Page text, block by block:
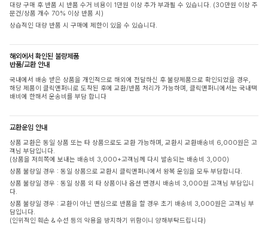
대량 구매 후 반품 시 반품 수거 비용이 1만원 이상 추가 부과될 수 있습니다. (30만원 이상 주
문건/상품 개수 70% 이상 반품 시)
상습적인 대량 반품 시 구매에 제한이 있을 수 있습니다.
해외에서 확인된 불량제품
반품/교환 안내
국내에서 배송 받은 상품을 개인적으로 해외에 전달하신 후 불량제품으로 확인되었을 경우,
해당 제품이 클릭앤퍼니로 도착된 후에 교환/반품 처리가 가능하며, 클릭앤퍼니에서는 국내택
배비에 한해서 운송비를 부담 합니다
교환운임 안내
상품 교환은 동일 상품 또는 타 상품으로도 교환 가능하며, 교환시 교환배송비 6,000원은 고
객님 부담입니다.
(상품을 저희쪽에 보내는 배송비 3,000+고객님께 다시 발송되는 배송비 3,000)
상품 불량일 경우 : 동일 상품으로 교환시 클릭앤퍼니에서 왕복 운임을 모두 부담합니다.
상품 불량일 경우 : 동일 상품 외 타 상품이나 옵션 변경시 배송비 3,000원 고객님 부담입니
다.
상품 불량일 경우 : 교환이 아닌 변심으로 반품을 할 경우 초기 배송비 3,000원은 고객님 부
담입니다.
(인위적인 훼손 & 수선 등의 악용을 방지하기 위함이니 양해부탁드립니다)